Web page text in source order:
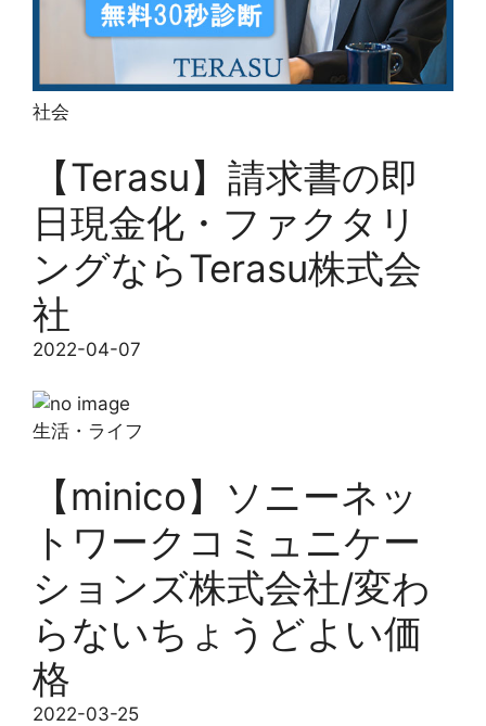
社会
【Terasu】請求書の即
日現金化・ファクタリ
ングならTerasu株式会
社
2022-04-07
生活・ライフ
【minico】ソニーネッ
トワークコミュニケー
ションズ株式会社/変わ
らないちょうどよい価
格
2022-03-25